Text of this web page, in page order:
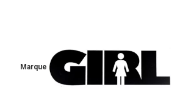
Marque